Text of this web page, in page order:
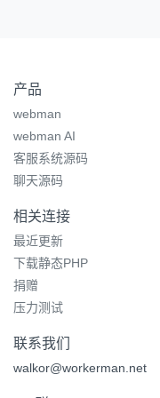
产品
webman
webman AI
客服系统源码
聊天源码
相关连接
最近更新
下载静态PHP
捐赠
压力测试
联系我们
walkor@workerman.net